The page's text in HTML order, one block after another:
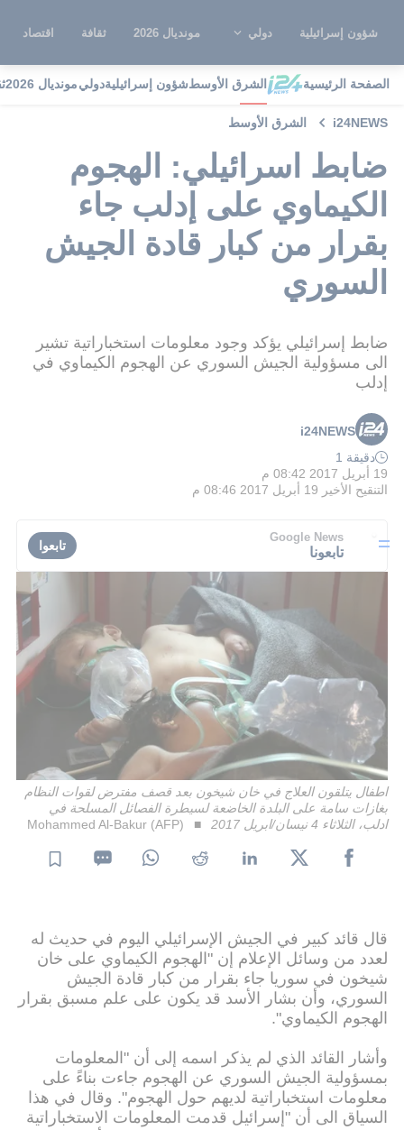
شؤون إسرائيلية دولي مونديال 2026 ثقافة اقتصاد
الصفحة الرئيسية الشرق الأوسطشؤون إسرائيليةدوليمونديال 2026
i24NEWS الشرق الأوسط
ضابط اسرائيلي: الهجوم
الكيماوي على إدلب جاء
بقرار من كبار قادة الجيش
السوري
ضابط إسرائيلي يؤكد وجود معلومات استخباراتية تشير
الى مسؤولية الجيش السوري عن الهجوم الكيماوي في
إدلب
i24NEWS
دقيقة 1
19 أبريل 2017 08:42 م
التنقيح الأخير 19 أبريل 2017 08:46 م
Google News
تابعونا تابعوا
اطفال يتلقون العلاج في خان شيخون بعد قصف مفترض لقوات النظام
بغازات سامة على البلدة الخاضعة لسيطرة الفصائل المسلحة في
ادلب، الثلاثاء 4 نيسان/ابريل 2017
Mohammed Al-Bakur (AFP)
قال قائد كبير في الجيش الإسرائيلي اليوم في حديث له
لعدد من وسائل الإعلام إن "الهجوم الكيماوي على خان
شيخون في سوريا جاء بقرار من كبار قادة الجيش
السوري، وأن بشار الأسد قد يكون على علم مسبق بقرار
الهجوم الكيماوي".
وأشار القائد الذي لم يذكر اسمه إلى أن "المعلومات
بمسؤولية الجيش السوري عن الهجوم جاءت بناءً على
معلومات استخباراتية لديهم حول الهجوم". وقال في هذا
السياق الى أن "إسرائيل قدمت المعلومات الاستخباراتية